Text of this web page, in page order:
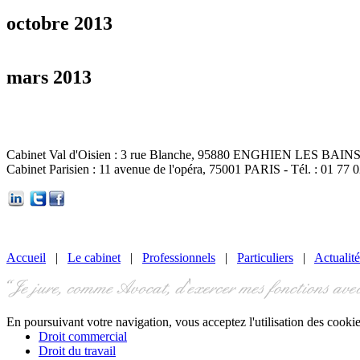
mardi 03 20:49:33 juin
vendredi 07 18:56:51
octobre 2013
04 21:08:00
En savoir plus
mars 2013
En savoir plus
Cabinet Val d'Oisien : 3 rue Blanche, 95880 ENGHIEN LES
Cabinet Parisien : 11 avenue de l'opéra, 75001 PARIS - Tél. : 01 77
Accueil | Le cabinet | Professionnels | Particuliers |
En poursuivant votre navigation, vous acceptez l'utilisation des
Droit commercial
Droit du travail